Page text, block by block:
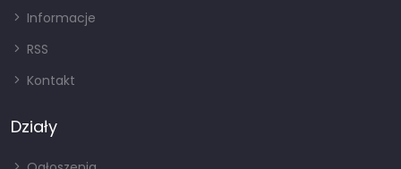
Informacje
RSS
Kontakt
Działy